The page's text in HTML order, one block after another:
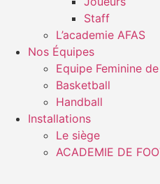
Staff
L’academie AFAS
Nos Équipes
Equipe Feminine
Basketball
Handball
Installations
Le siège
ACADEMIE DE